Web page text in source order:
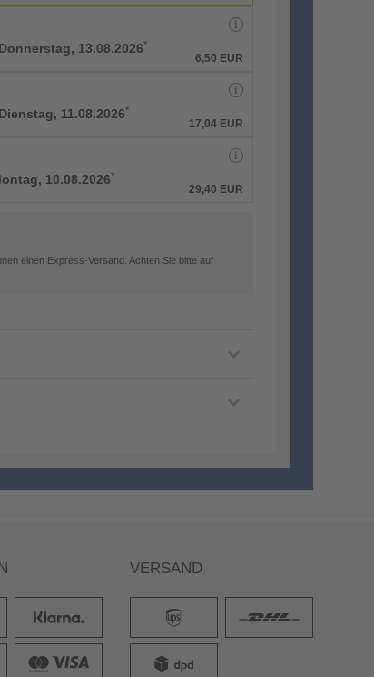
Donnerstag, 13.08.2026*
6,50 EUR
Dienstag, 11.08.2026*
17,04 EUR
10.08.2026*
29,40 EUR
einen Express-Versand. Achten Sie bitte auf
VERSAND